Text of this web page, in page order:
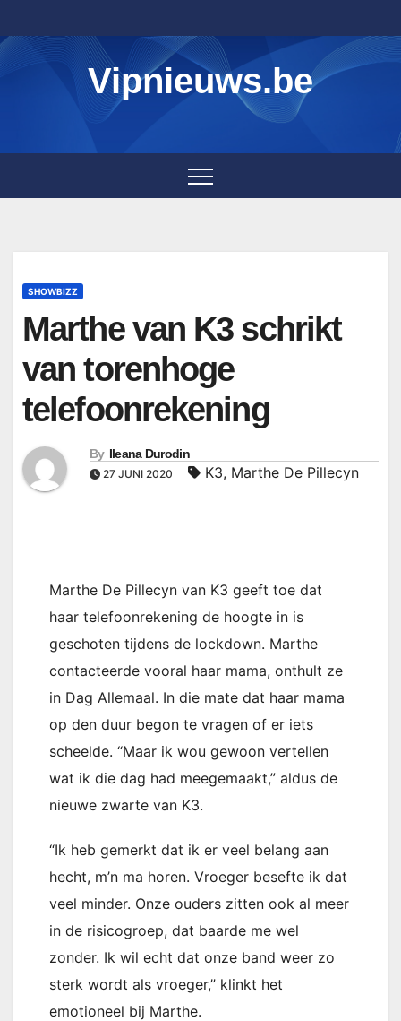
to
content
Vipnieuws.be
SHOWBIZZ
Marthe van K3 schrikt
van torenhoge
telefoonrekening
By Ileana Durodin
27 JUNI 2020 K3, Marthe De Pillecyn
Marthe De Pillecyn van K3 geeft toe dat
haar telefoonrekening de hoogte in is
geschoten tijdens de lockdown. Marthe
contacteerde vooral haar mama, onthult ze
in Dag Allemaal. In die mate dat haar mama
op den duur begon te vragen of er iets
scheelde. “Maar ik wou gewoon vertellen
wat ik die dag had meegemaakt,” aldus de
nieuwe zwarte van K3.
“Ik heb gemerkt dat ik er veel belang aan
hecht, m’n ma horen. Vroeger besefte ik dat
veel minder. Onze ouders zitten ook al meer
in de risicogroep, dat baarde me wel
zonder. Ik wil echt dat onze band weer zo
sterk wordt als vroeger,” klinkt het
emotioneel bij Marthe.